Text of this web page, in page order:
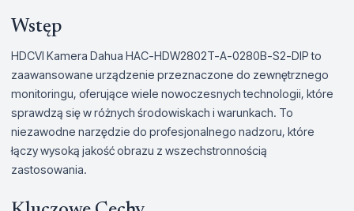
Wstęp
HDCVI Kamera Dahua HAC-HDW2802T-A-0280B-S2-DIP to
zaawansowane urządzenie przeznaczone do zewnętrznego
monitoringu, oferujące wiele nowoczesnych technologii, które
sprawdzą się w różnych środowiskach i warunkach. To
niezawodne narzędzie do profesjonalnego nadzoru, które
łączy wysoką jakość obrazu z wszechstronnością
zastosowania.